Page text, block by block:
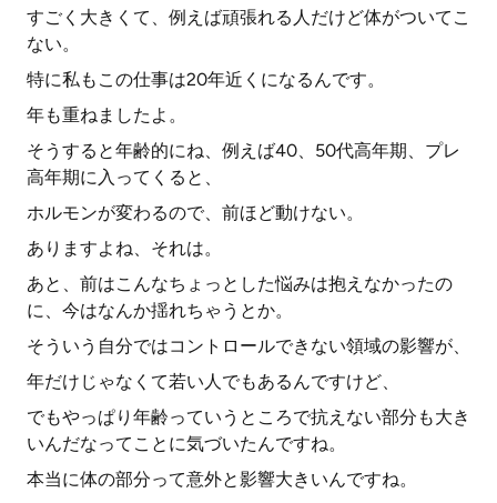
すごく大きくて、例えば頑張れる人だけど体がついてこ
ない。
特に私もこの仕事は20年近くになるんです。
年も重ねましたよ。
そうすると年齢的にね、例えば40、50代高年期、プレ
高年期に入ってくると、
ホルモンが変わるので、前ほど動けない。
ありますよね、それは。
あと、前はこんなちょっとした悩みは抱えなかったの
に、今はなんか揺れちゃうとか。
そういう自分ではコントロールできない領域の影響が、
年だけじゃなくて若い人でもあるんですけど、
でもやっぱり年齢っていうところで抗えない部分も大き
いんだなってことに気づいたんですね。
本当に体の部分って意外と影響大きいんですね。